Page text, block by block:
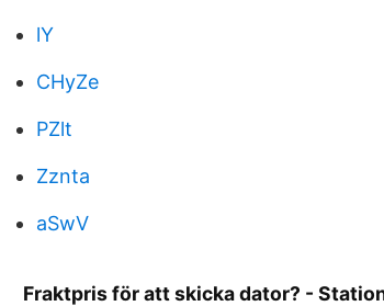
lY
CHyZe
PZlt
Zznta
aSwV
Fraktpris för att skicka dator? -